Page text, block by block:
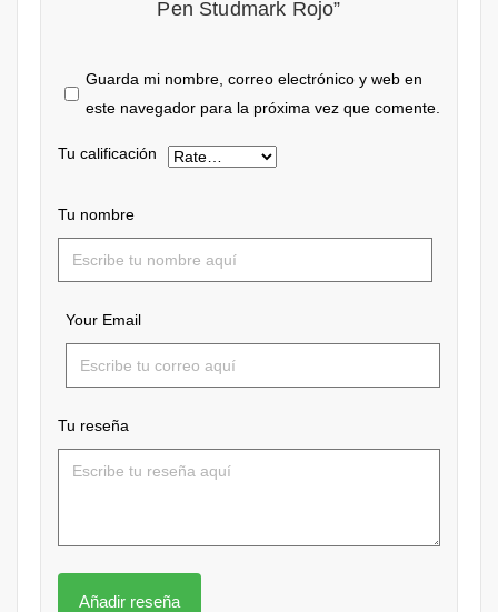
Pen Studmark Rojo”
Tu nombre
Your Email
Guarda mi nombre, correo electrónico y web en
este navegador para la próxima vez que comente.
Tu calificación
Tu reseña